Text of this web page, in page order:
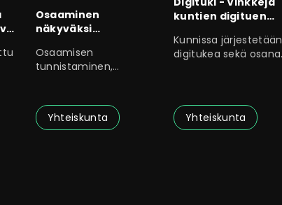
Osaaminen
näkyväksi
Osaamisen
tunnistaminen,
ovat
Yhteiskunta
kuntien digituen
kehittämiseen
Kunnissa järjestetään
digitukea sekä osana
Yhteiskunta